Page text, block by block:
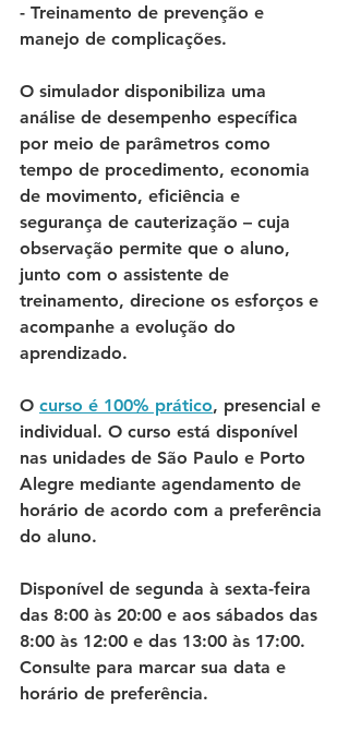
- Treinamento de prevenção e
manejo de complicações.
O simulador disponibiliza uma
análise de desempenho específica
por meio de parâmetros como
tempo de procedimento, economia
de movimento, eficiência e
segurança de cauterização – cuja
observação permite que o aluno,
junto com o assistente de
treinamento, direcione os esforços e
acompanhe a evolução do
aprendizado.
O curso é 100% prático, presencial e
individual. O curso está disponível
nas unidades de São Paulo e Porto
Alegre mediante agendamento de
horário de acordo com a preferência
do aluno.
Disponível de segunda à sexta-feira
das 8:00 às 20:00 e aos sábados das
8:00 às 12:00 e das 13:00 às 17:00.
Consulte para marcar sua data e
horário de preferência.